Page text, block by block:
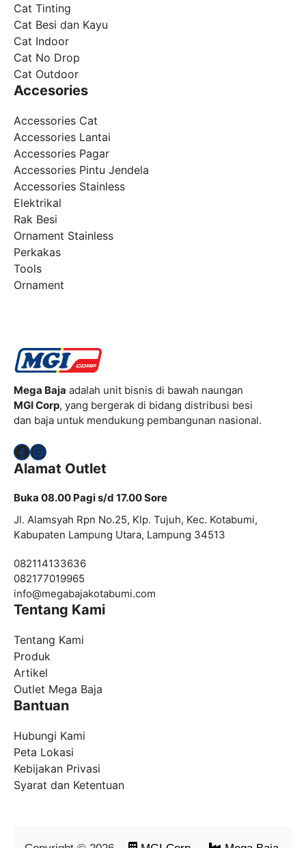
Cat Tinting
Cat Besi dan Kayu
Cat Indoor
Cat No Drop
Cat Outdoor
Accesories
Accessories Cat
Accessories Lantai
Accessories Pagar
Accessories Pintu Jendela
Accessories Stainless
Elektrikal
Rak Besi
Ornament Stainless
Perkakas
Tools
Ornament
Mega Baja adalah unit bisnis di bawah naungan
MGI Corp, yang bergerak di bidang distribusi besi
dan baja untuk mendukung pembangunan nasional.
Facebook
Instagram
Alamat Outlet
Buka 08.00 Pagi s/d 17.00 Sore
Jl. Alamsyah Rpn No.25, Klp. Tujuh, Kec. Kotabumi,
Kabupaten Lampung Utara, Lampung 34513
082114133636
082177019965
info@megabajakotabumi.com
Tentang Kami
Tentang Kami
Produk
Artikel
Outlet Mega Baja
Bantuan
Hubungi Kami
Peta Lokasi
Kebijakan Privasi
Syarat dan Ketentuan